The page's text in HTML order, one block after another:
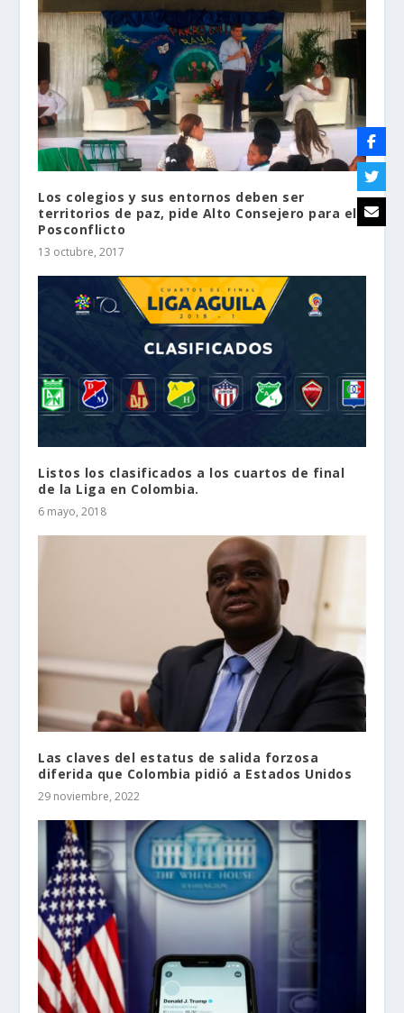
Los colegios y sus entornos deben ser
territorios de paz, pide Alto Consejero para el
Posconflicto
13 octubre, 2017
Listos los clasificados a los cuartos de final
de la Liga en Colombia.
6 mayo, 2018
Las claves del estatus de salida forzosa
diferida que Colombia pidió a Estados Unidos
29 noviembre, 2022